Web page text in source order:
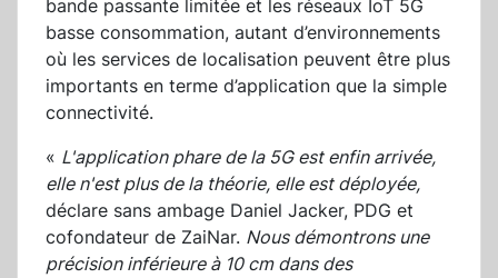
bande passante limitée et les réseaux IoT 5G
basse consommation, autant d’environnements
où les services de localisation peuvent être plus
importants en terme d’application que la simple
connectivité.
« L'application phare de la 5G est enfin arrivée,
elle n'est plus de la théorie, elle est déployée,
déclare sans ambage Daniel Jacker, PDG et
cofondateur de ZaiNar. Nous démontrons une
précision inférieure à 10 cm dans des